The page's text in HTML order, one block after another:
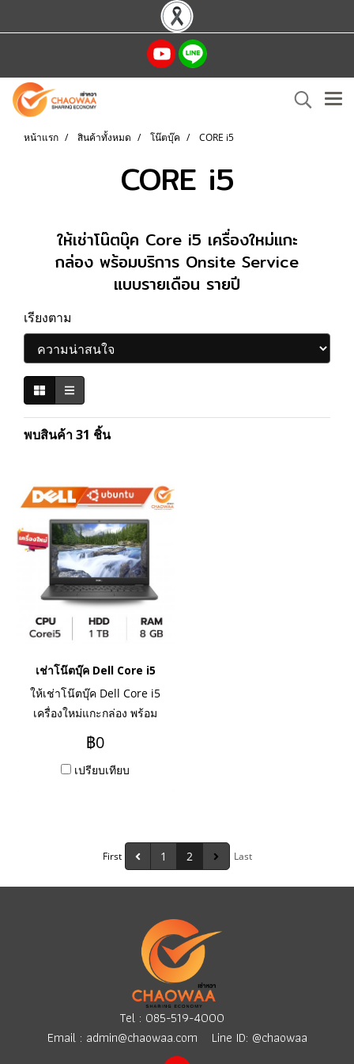
หน้าแรก สินค้าทั้งหมด โน๊ตบุ๊ค CORE i5
CORE i5
ให้เช่าโน๊ตบุ๊ค Core i5 เครื่องใหม่แกะ
กล่อง พร้อมบริการ Onsite Service
แบบรายเดือน รายปี
เรียงตาม
พบสินค้า 31 ชิ้น
เช่าโน๊ตบุ๊ค Dell Core i5
ให้เช่าโน๊ตบุ๊ค Dell Core i5
เครื่องใหม่แกะกล่อง พร้อม
บริการ Onsite Service แบบ
รายวัน รายสัปดาห์ รายเดือน
รายปี
฿0
เปรียบเทียบ
First 1 2 Last
Tel : 085-519-4000
Email : admin@chaowaa.com Line ID: @chaowaa